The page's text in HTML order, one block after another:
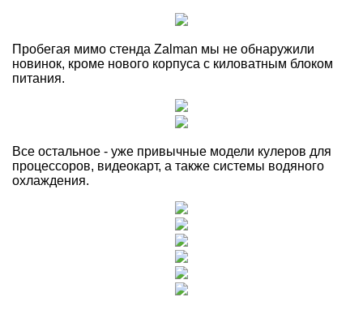
Пробегая мимо стенда Zalman мы не обнаружили
новинок, кроме нового корпуса с киловатным блоком
питания.
Все остальное - уже привычные модели кулеров для
процессоров, видеокарт, а также системы водяного
охлаждения.